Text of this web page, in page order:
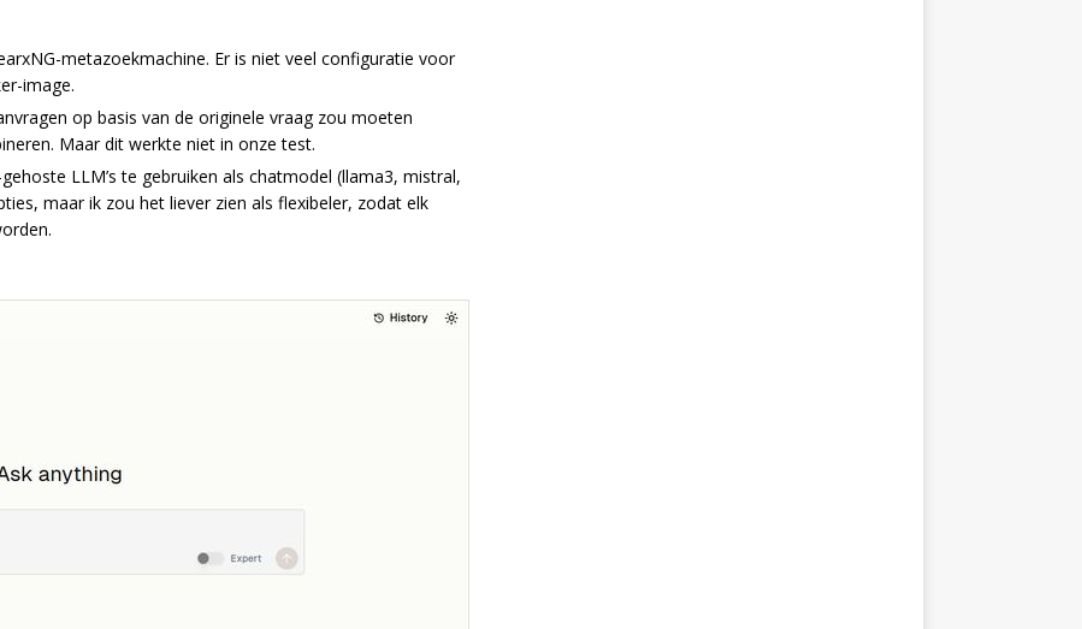
metazoekmachine. Er is niet veel configuratie voor
image.
op basis van de originele vraag zou moeten
Maar dit werkte niet in onze test.
LLM’s te gebruiken als chatmodel (llama3, mistral,
maar ik zou het liever zien als flexibeler, zodat elk